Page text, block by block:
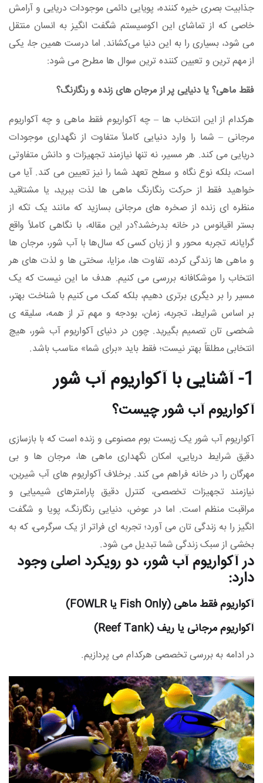
جذابیت بصری خیره‌ کننده، پویایی دائمی موجودات دریایی و آرامش
خاصی که از تماشای این اکوسیستم شگفت‌ انگیز به انسان منتقل
می‌ شود، بسیاری را به این دنیا می‌کشاند. اما درست همین‌ جا، یکی
از مهم‌ ترین و تعیین‌ کننده‌ ترین سوال‌ ها مطرح می‌ شود:
فقط ماهی؟ یا دنیایی پر از مرجان‌ های زنده و رنگارنگ؟
هرکدام از این انتخاب‌ ها – چه آکواریوم فقط ماهی و چه آکواریوم
مرجانی – شما را وارد دنیایی کاملاً متفاوت از نگهداری موجودات
دریایی می‌ کند. هر مسیر، نه‌ تنها نیازمند تجهیزات و دانش متفاوتی
است، بلکه نوع نگاه و سطح تعهد شما را نیز تعیین می‌ کند. آیا می‌
خواهید فقط از حرکت رنگارنگ ماهی‌ ها لذت ببرید، یا مشتاقید
منظره‌ ای زنده از صخره‌ های مرجانی بسازید که مانند یک تکه از
بستر اقیانوس در خانه بدرخشد؟در این مقاله، با نگاهی کاملاً واقع‌
گرایانه، تجربه‌ محور و از زبان کسی که سال‌ها با آب شور، مرجان‌ ها
و ماهی‌ ها زندگی کرده، تفاوت‌ ها، مزایا، سختی‌ ها و لذت‌ های هر
انتخاب را موشکافانه بررسی می‌ کنیم. هدف ما این نیست که یک
مسیر را بر دیگری برتری دهیم، بلکه کمک می‌ کنیم با شناخت بهتر،
بر اساس شرایط، تجربه، زمان، بودجه و مهم‌ تر از همه، سلیقه‌ ی
شخصی‌ تان تصمیم‌ بگیرید. چون در دنیای آکواریوم آب شور، هیچ
انتخابی مطلقاً بهتر نیست؛ فقط باید «برای شما» مناسب باشد.
1- آشنایی با آکواریوم آب شور
آکواریوم آب شور چیست؟
آکواریوم آب شور یک زیست‌ بوم مصنوعی و زنده است که با بازسازی
دقیق شرایط دریایی، امکان نگهداری ماهی‌ ها، مرجان‌ ها و بی‌
مهرگان را در خانه فراهم می‌ کند. برخلاف آکواریوم‌ های آب شیرین،
نیازمند تجهیزات تخصصی، کنترل دقیق پارامترهای شیمیایی و
مراقبت منظم است. اما در عوض، دنیایی رنگارنگ، پویا و شگفت‌
انگیز را به زندگی‌ تان می‌ آورد؛ تجربه‌ ای فراتر از یک سرگرمی، که به
بخشی از سبک زندگی شما تبدیل می‌ شود.
در آکواریوم آب شور، دو رویکرد اصلی وجود
دارد:
آکواریوم فقط ماهی (Fish Only یا FOWLR)
آکواریوم مرجانی یا ریف (Reef Tank)
در ادامه به بررسی تخصصی هرکدام می‌ پردازیم.